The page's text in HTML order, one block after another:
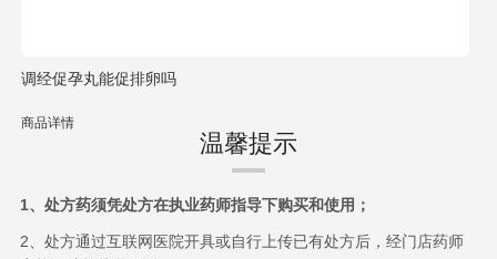
调经促孕丸能促排卵吗
商品详情
温馨提示
1、处方药须凭处方在执业药师指导下购买和使用；
2、处方通过互联网医院开具或自行上传已有处方后，经门店药师